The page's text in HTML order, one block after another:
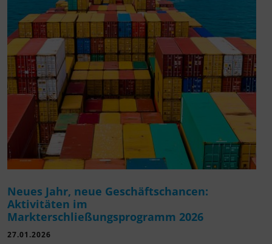
Neues Jahr, neue Geschäftschancen:
Aktivitäten im
Markterschließungsprogramm 2026
27.01.2026